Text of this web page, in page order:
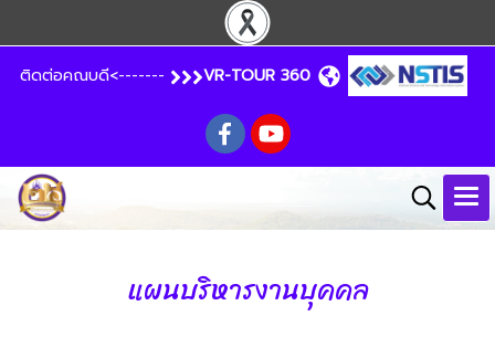
ติดต่อคณบดี<------- VR-TOUR 360
แผนบริหารงานบุคคล